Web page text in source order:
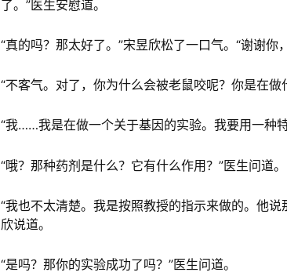
了。”医生安慰道。
“真的吗？那太好了。”宋昱欣松了一口气。“谢谢你
“不客气。对了，你为什么会被老鼠咬呢？你是在做
“我……我是在做一个关于基因的实验。我要用一种
“哦？那种药剂是什么？它有什么作用？”医生问道。
“我也不太清楚。我是按照教授的指示来做的。他
欣说道。
“是吗？那你的实验成功了吗？”医生问道。